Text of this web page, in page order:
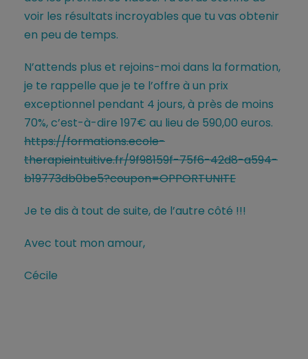
voir les résultats incroyables que tu vas obtenir
en peu de temps.
N’attends plus et rejoins-moi dans la formation,
je te rappelle que je te l’offre à un prix
exceptionnel pendant 4 jours, à près de moins
70%, c’est-à-dire 197€ au lieu de 590,00 euros.
https://formations.ecole-
therapieintuitive.fr/9f98159f-75f6-42d8-a594-
b19773db0be5?coupon=OPPORTUNITE
Je te dis à tout de suite, de l’autre côté !!!
Avec tout mon amour,
Cécile